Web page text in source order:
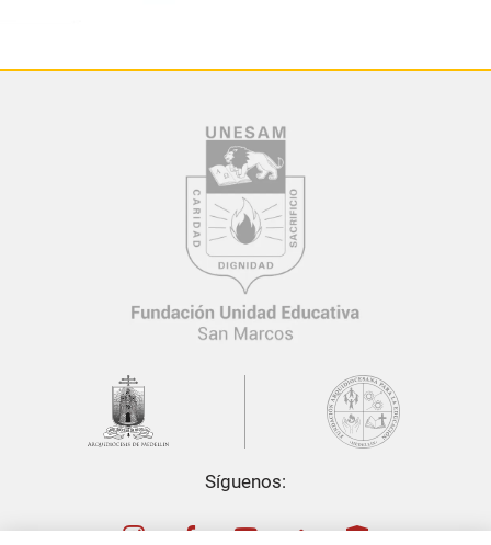
Síguenos: